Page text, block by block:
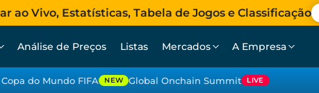
ao Vivo, Estatísticas, Tabela de Jogos e Classificação
Análise de Preços Listas Mercados A Empresa
Copa do Mundo FIFA NEW Global Onchain Summit LIVE